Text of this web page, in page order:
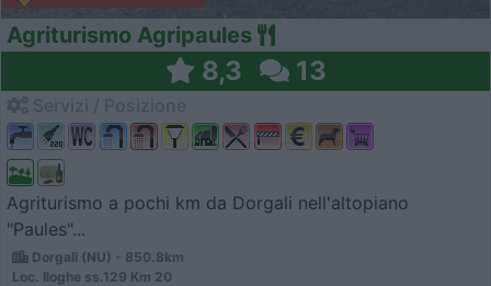
Agriturismo Agripaules
8,3 13
Agriturismo a pochi km da Dorgali nell'altopiano
"Paules"...
Dorgali (NU) - 850.8km
Loc. Iloghe ss.129 Km 20